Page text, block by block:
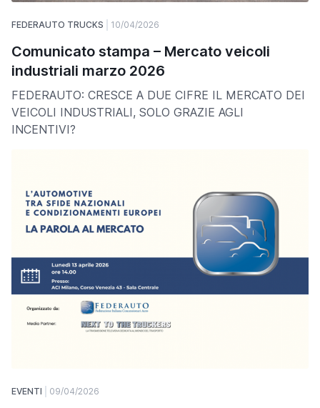
FEDERAUTO TRUCKS 10/04/2026
Comunicato stampa – Mercato veicoli
industriali marzo 2026
FEDERAUTO: CRESCE A DUE CIFRE IL MERCATO DEI
VEICOLI INDUSTRIALI, SOLO GRAZIE AGLI
INCENTIVI?
EVENTI 09/04/2026